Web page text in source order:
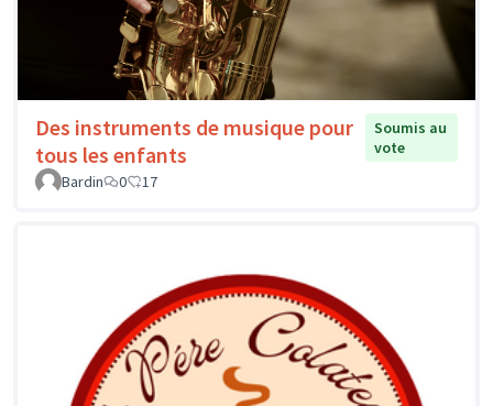
Des instruments de musique pour
tous les enfants
Soumis au
vote
Bardin
0 17